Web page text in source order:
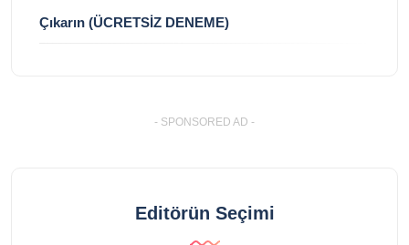
Çıkarın (ÜCRETSİZ DENEME)
- SPONSORED AD -
Editörün Seçimi